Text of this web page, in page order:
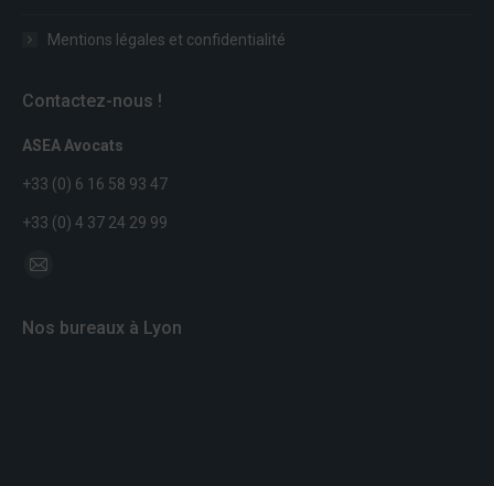
Mentions légales et confidentialité
Contactez-nous !
ASEA Avocats
+33 (0) 6 16 58 93 47
+33 (0) 4 37 24 29 99
Trouvez nous sur :
opens
Nos bureaux à Lyon